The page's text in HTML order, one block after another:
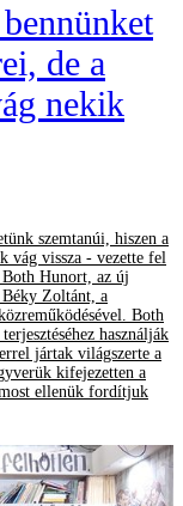
de a
nekik
szemtanúi, hiszen a
vág vissza - vezette fel
Both Hunort, az új
Béky Zoltánt, a
Both
használják
jártak világszerte a
kifejezetten a
ellenük fordítjuk